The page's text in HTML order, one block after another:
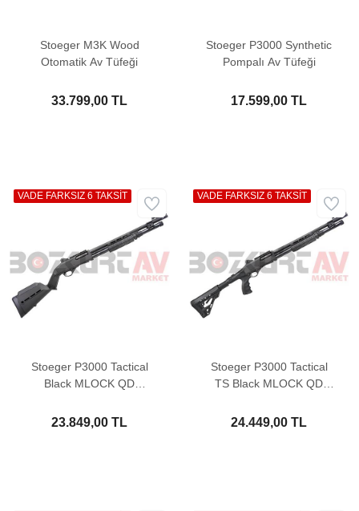
Stoeger M3K Wood
Otomatik Av Tüfeği
33.799,00 TL
Stoeger P3000 Synthetic
Pompalı Av Tüfeği
17.599,00 TL
Stoeger P3000 Tactical
Black MLOCK QD
23.849,00 TL
VADE FARKSIZ 6 TAKSİT
Stoeger P3000 Tactical
TS Black MLOCK QD
24.449,00 TL
VADE FARKSIZ 6 TAKSİT